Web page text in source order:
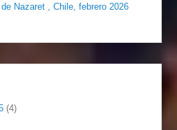
Nazaret , Chile, febrero 2026
(4)